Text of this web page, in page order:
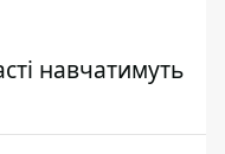
навчатимуть